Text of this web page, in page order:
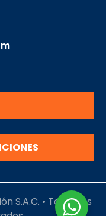
S.A.C. • Todos los